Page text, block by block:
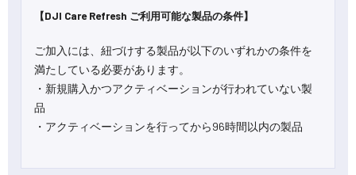
【DJI Care Refresh ご利用可能な製品の条件】
ご加入には、紐づけする製品が以下のいずれかの条件を
満たしている必要があります。
・新規購入かつアクティベーションが行われていない製
品
・アクティベーションを行ってから96時間以内の製品